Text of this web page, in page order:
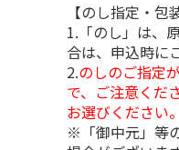
【のし指定・包
1.「のし」は、
合は、申込時に
2.のしのご指定
で、ご注意くだ
お選びください。
※「御中元」等